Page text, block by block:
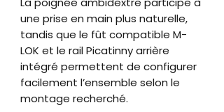
une prise en main plus naturelle,
tandis que le fût compatible M-
LOK et le rail Picatinny arrière
intégré permettent de configurer
facilement l’ensemble selon le
montage recherché.